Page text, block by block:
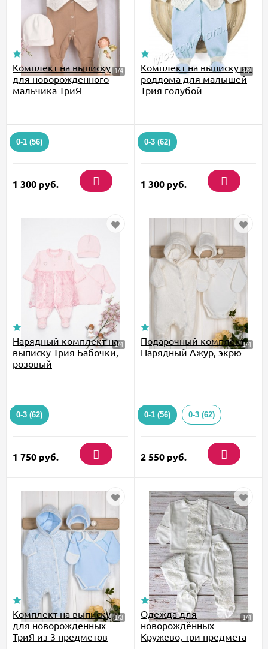
Комплект на выписку
для новорожденного
мальчика ТриЯ
0-1 (56)
1 300 руб.
Комплект на выписку из
роддома для малышей
Трия голубой
0-3 (62)
1 300 руб.
Нарядный комплект на
выписку Трия Бабочки,
розовый
0-3 (62)
1 750 руб.
Подарочный комплект
Нарядный Ажур, экрю
0-1 (56) 0-3 (62)
2 550 руб.
Комплект на выписку
для новорожденных
ТриЯ из 3 предметов
Одежда для
новорождённых
Кружево, три предмета